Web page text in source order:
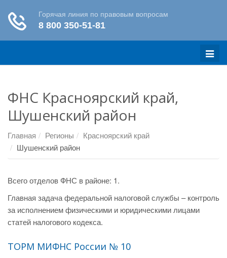
Меню
ФНС Красноярский край,
Шушенский район
Главная Регионы
Красноярский край
Шушенский район
Всего отделов ФНС в районе: 1.
Главная задача федеральной налоговой службы – контроль
за исполнением физическими и юридическими лицами
статей налогового кодекса.
ТОРМ МИФНС России № 10